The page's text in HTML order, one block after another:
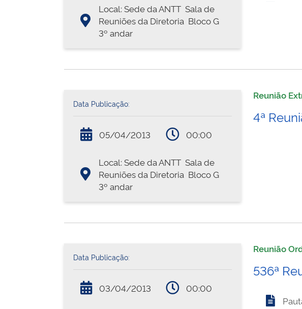
Local: Sede da ANTT  Sala de
Reuniões da Diretoria  Bloco G 
3º andar
Data Publicação:
05/04/2013 00:00
Local: Sede da ANTT  Sala de
Reuniões da Diretoria  Bloco G 
3º andar
Reunião
4ª
Data Publicação:
03/04/2013 00:00
Reunião
536ª